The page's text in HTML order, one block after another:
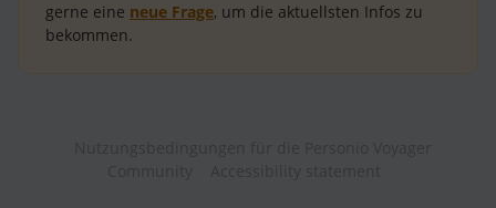
gerne eine neue Frage, um die aktuellsten Infos zu
bekommen.